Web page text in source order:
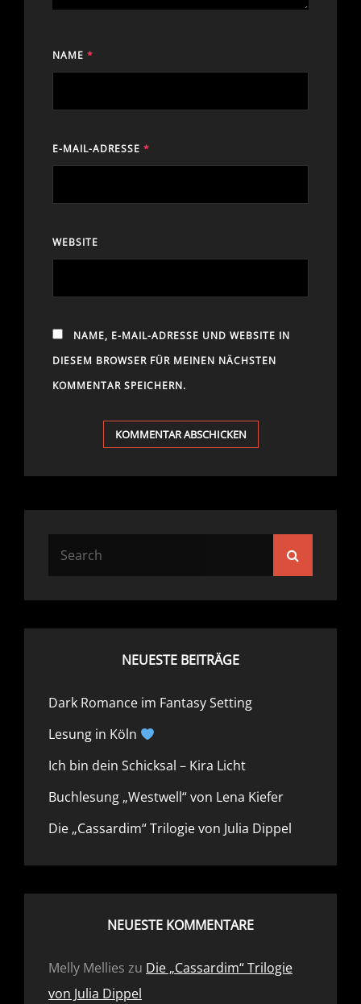
NAME *
E-MAIL-ADRESSE *
WEBSITE
NAME, E-MAIL-ADRESSE UND WEBSITE IN
DIESEM BROWSER FÜR MEINEN NÄCHSTEN
KOMMENTAR SPEICHERN.
NEUESTE BEITRÄGE
Dark Romance im Fantasy Setting
Lesung in Köln
Ich bin dein Schicksal – Kira Licht
Buchlesung „Westwell“ von Lena Kiefer
Die „Cassardim“ Trilogie von Julia Dippel
NEUESTE KOMMENTARE
Melly Mellies zu Die „Cassardim“ Trilogie
von Julia Dippel